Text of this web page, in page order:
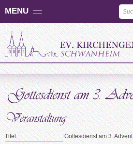
MENU
Titel: Gottesdienst am 3. Advent